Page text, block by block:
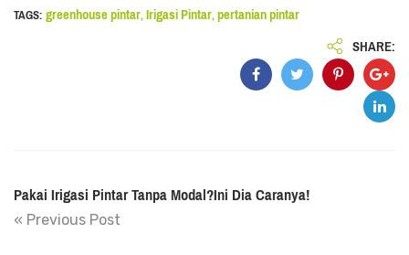
TAGS:greenhouse pintar,Irigasi Pintar,pertanian pintar
SHARE:
Pakai Irigasi Pintar Tanpa Modal?Ini Dia Caranya!
« Previous Post